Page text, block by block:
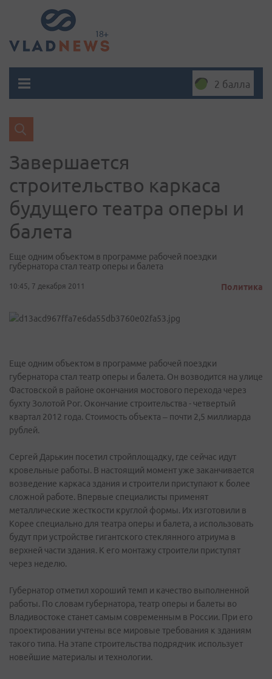
2 балла
Завершается
строительство каркаса
будущего театра оперы и
балета
Еще одним объектом в программе рабочей поездки
губернатора стал театр оперы и балета
10:45, 7 декабря 2011 Политика
Еще одним объектом в программе рабочей поездки
губернатора стал театр оперы и балета. Он возводится на улице
Фастовской в районе окончания мостового перехода через
бухту Золотой Рог. Окончание строительства - четвертый
квартал 2012 года. Стоимость объекта – почти 2,5 миллиарда
рублей.
Сергей Дарькин посетил стройплощадку, где сейчас идут
кровельные работы. В настоящий момент уже заканчивается
возведение каркаса здания и строители приступают к более
сложной работе. Впервые специалисты применят
металлические жесткости круглой формы. Их изготовили в
Корее специально для театра оперы и балета, а использовать
будут при устройстве гигантского стеклянного атриума в
верхней части здания. К его монтажу строители приступят
через неделю.
Губернатор отметил хороший темп и качество выполненной
работы. По словам губернатора, театр оперы и балеты во
Владивостоке станет самым современным в России. При его
проектировании учтены все мировые требования к зданиям
такого типа. На этапе строительства подрядчик использует
новейшие материалы и технологии.